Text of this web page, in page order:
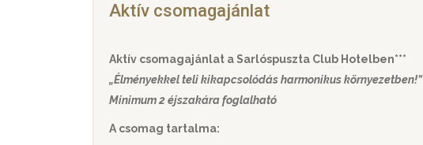
Aktív csomagajánlat
Aktív csomagajánlat a Sarlóspuszta Club Hotelben***
„Élményekkel teli kikapcsolódás harmonikus környezetben!”
Minimum 2 éjszakára foglalható
A csomag tartalma: